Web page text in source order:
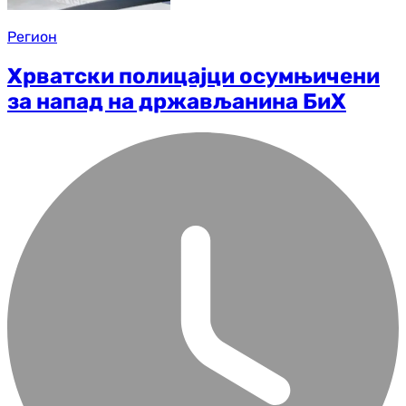
Регион
Хрватски полицајци осумњичени
за напад на држављанина БиХ